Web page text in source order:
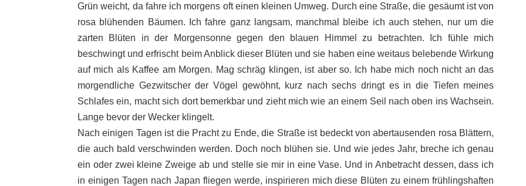
Grün weicht, da fahre ich morgens oft einen kleinen Umweg. Durch eine Straße, die gesäumt ist von
rosa blühenden Bäumen. Ich fahre ganz langsam, manchmal bleibe ich auch stehen, nur um die
zarten Blüten in der Morgensonne gegen den blauen Himmel zu betrachten. Ich fühle mich
beschwingt und erfrischt beim Anblick dieser Blüten und sie haben eine weitaus belebende Wirkung
auf mich als Kaffee am Morgen. Mag schräg klingen, ist aber so. Ich habe mich noch nicht an das
morgendliche Gezwitscher der Vögel gewöhnt, kurz nach sechs dringt es in die Tiefen meines
Schlafes ein, macht sich dort bemerkbar und zieht mich wie an einem Seil nach oben ins Wachsein.
Lange bevor der Wecker klingelt.
Nach einigen Tagen ist die Pracht zu Ende, die Straße ist bedeckt von abertausenden rosa Blättern,
die auch bald verschwinden werden. Doch noch blühen sie. Und wie jedes Jahr, breche ich genau
ein oder zwei kleine Zweige ab und stelle sie mir in eine Vase. Und in Anbetracht dessen, dass ich
in einigen Tagen nach Japan fliegen werde, inspirieren mich diese Blüten zu einem frühlingshaften